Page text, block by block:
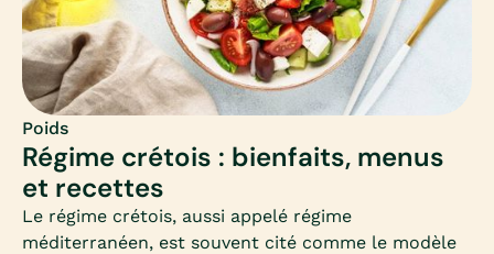
Poids
Régime crétois : bienfaits, menus
et recettes
Le régime crétois, aussi appelé régime
méditerranéen, est souvent cité comme le modèle